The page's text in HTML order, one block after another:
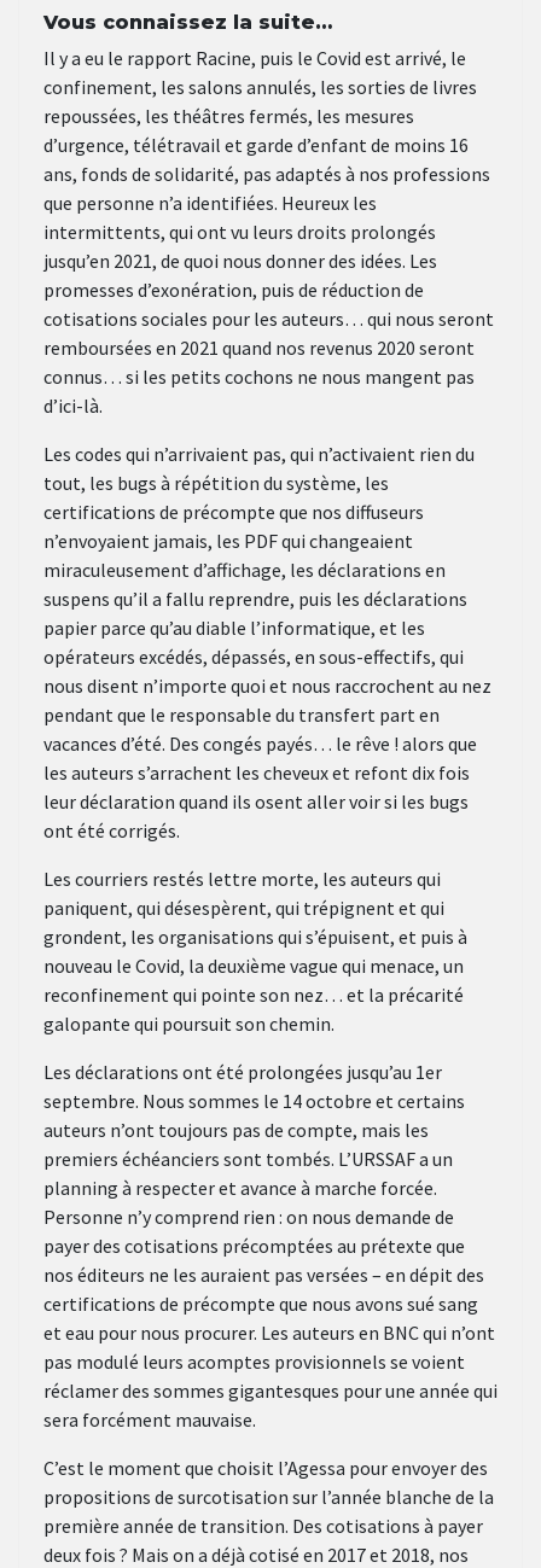
Vous connaissez la suite…
Il y a eu le rapport Racine, puis le Covid est arrivé, le
confinement, les salons annulés, les sorties de livres
repoussées, les théâtres fermés, les mesures
d’urgence, télétravail et garde d’enfant de moins 16
ans, fonds de solidarité, pas adaptés à nos professions
que personne n’a identifiées. Heureux les
intermittents, qui ont vu leurs droits prolongés
jusqu’en 2021, de quoi nous donner des idées. Les
promesses d’exonération, puis de réduction de
cotisations sociales pour les auteurs… qui nous seront
remboursées en 2021 quand nos revenus 2020 seront
connus… si les petits cochons ne nous mangent pas
d’ici-là.
Les codes qui n’arrivaient pas, qui n’activaient rien du
tout, les bugs à répétition du système, les
certifications de précompte que nos diffuseurs
n’envoyaient jamais, les PDF qui changeaient
miraculeusement d’affichage, les déclarations en
suspens qu’il a fallu reprendre, puis les déclarations
papier parce qu’au diable l’informatique, et les
opérateurs excédés, dépassés, en sous-effectifs, qui
nous disent n’importe quoi et nous raccrochent au nez
pendant que le responsable du transfert part en
vacances d’été. Des congés payés… le rêve ! alors que
les auteurs s’arrachent les cheveux et refont dix fois
leur déclaration quand ils osent aller voir si les bugs
ont été corrigés.
Les courriers restés lettre morte, les auteurs qui
paniquent, qui désespèrent, qui trépignent et qui
grondent, les organisations qui s’épuisent, et puis à
nouveau le Covid, la deuxième vague qui menace, un
reconfinement qui pointe son nez… et la précarité
galopante qui poursuit son chemin.
Les déclarations ont été prolongées jusqu’au 1er
septembre. Nous sommes le 14 octobre et certains
auteurs n’ont toujours pas de compte, mais les
premiers échéanciers sont tombés. L’URSSAF a un
planning à respecter et avance à marche forcée.
Personne n’y comprend rien : on nous demande de
payer des cotisations précomptées au prétexte que
nos éditeurs ne les auraient pas versées – en dépit des
certifications de précompte que nous avons sué sang
et eau pour nous procurer. Les auteurs en BNC qui n’ont
pas modulé leurs acomptes provisionnels se voient
réclamer des sommes gigantesques pour une année qui
sera forcément mauvaise.
C’est le moment que choisit l’Agessa pour envoyer des
propositions de surcotisation sur l’année blanche de la
première année de transition. Des cotisations à payer
deux fois ? Mais on a déjà cotisé en 2017 et 2018, nos